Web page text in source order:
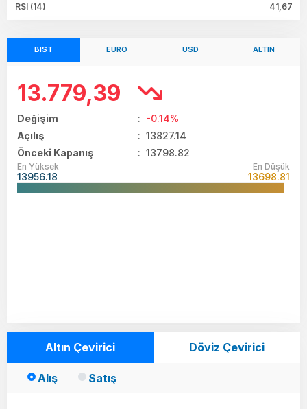
RSI (14) 41,67
BIST EURO USD ALTIN
13.779,39
Değişim : -0.14%
Açılış
: 13827.14
Önceki Kapanış
: 13798.82
En Yüksek
13956.18
En Düşük
13698.81
Altın Çevirici Döviz Çevirici
Alış Satış